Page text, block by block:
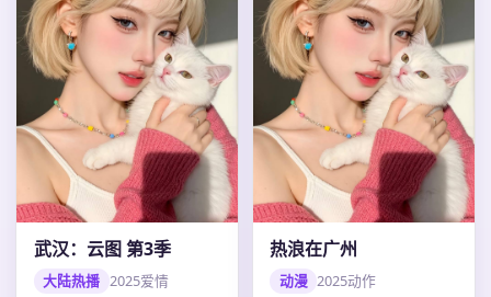
武汉：云图 第3季
大陆热播 2025爱情
热浪在广州
动漫 2025动作